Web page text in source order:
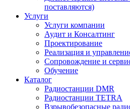
поставляются)
Услуги
Услуги компании
Аудит и Консалтинг
Проектирование
Реализация и
Сопровождение и
Обучение
Каталог
Радиостанции DMR
Радиостанции TETRA
Взрывобезопасные